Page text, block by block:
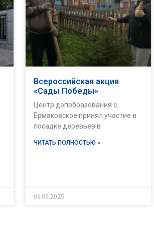
Всероссийская акция
«Сады Победы»
Центр допобразования с.
Ермаковское принял участие в
посадке деревьев в
ЧИТАТЬ ПОЛНОСТЬЮ »
06.05.2025